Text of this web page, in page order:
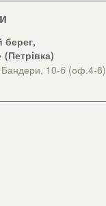
берег,
(Петрiвка)
Бандери, 10-б (оф.4-8)